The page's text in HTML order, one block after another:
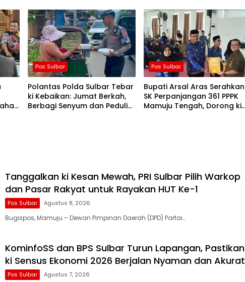
Pos Sulbar
Polantas Polda Sulbar Tebar
ki Kebaikan: Jumat Berkah,
Berbagi Senyum dan Peduli
Pos Sulbar
Bupati Arsal Aras Serahkan
SK Perpanjangan 361 PPPK
Mamuju Tengah, Dorong ki
Tanggalkan ki Kesan Mewah, PRI Sulbar Pilih Warkop
dan Pasar Rakyat untuk Rayakan HUT Ke-1
Pos Sulbar Agustus 8, 2026
Bugispos, Mamuju – Dewan Pimpinan Daerah (DPD) Partai…
KominfoSS dan BPS Sulbar Turun Lapangan, Pastikan
ki Sensus Ekonomi 2026 Berjalan Nyaman dan Akurat
Pos Sulbar Agustus 7, 2026